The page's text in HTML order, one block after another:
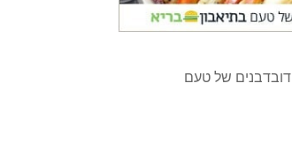
‏דובדבנים של טעם‏